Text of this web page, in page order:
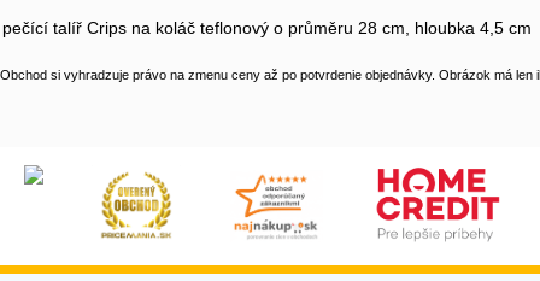
pečící talíř Crips na koláč teflonový o průměru 28 cm, hloubka 4,5 cm
Obchod si vyhradzuje právo na zmenu ceny až po potvrdenie objednávky. Obrázok má len